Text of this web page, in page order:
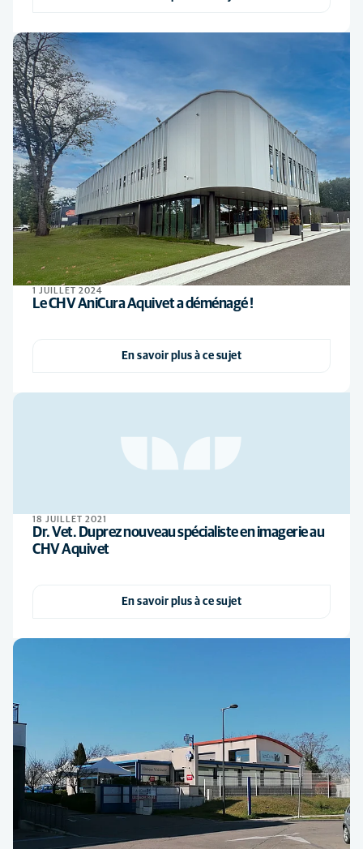
1 JUILLET 2024
Le CHV AniCura Aquivet a déménagé !
En savoir plus à ce sujet
18 JUILLET 2021
Dr. Vet. Duprez nouveau spécialiste en imagerie au
CHV Aquivet
En savoir plus à ce sujet